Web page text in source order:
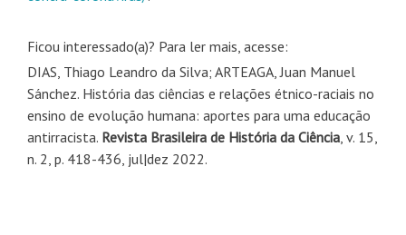
Ficou interessado(a)? Para ler mais, acesse:
DIAS, Thiago Leandro da Silva; ARTEAGA, Juan Manuel
Sánchez. História das ciências e relações étnico-raciais no
ensino de evolução humana: aportes para uma educação
antirracista. Revista Brasileira de História da Ciência , v. 15,
n. 2, p. 418-436, jul|dez 2022.